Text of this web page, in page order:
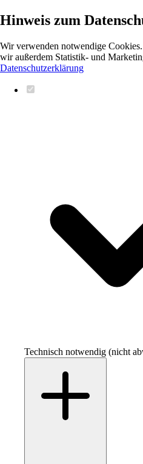
Hinweis zum
Wir verwenden notwendige
wir außerdem Statistik- und
Datenschutzerklärung
Technisch notwendig (nicht